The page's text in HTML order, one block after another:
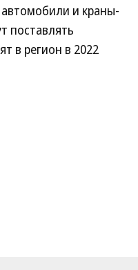
и краны-
поставлять
в регион в 2022